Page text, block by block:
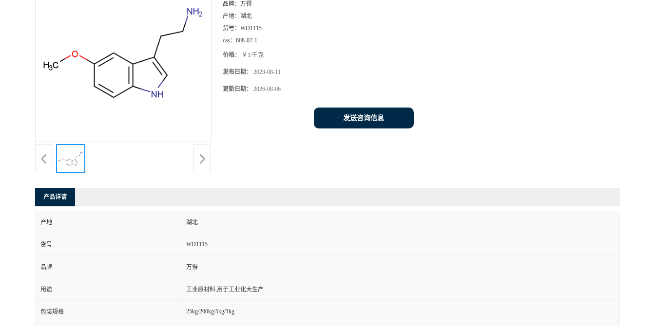
品牌： 万得
产地： 湖北
货号： WD1115
cas： 608-07-1
价格： ￥1/千克
发布日期： 2023-08-11
更新日期： 2026-08-06
发送咨询信息
产品详请
产地 湖北
货号 WD1115
品牌 万得
用途 工业原材料,用于工业化大生产
包装规格 25kg/200kg/5kg/1kg